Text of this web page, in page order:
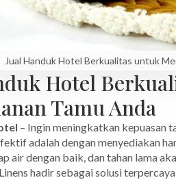
Jual Handuk Hotel Berkualitas untuk
Hotel
Tamu Anda
– Ingin meningkatkan kepuasan
adalah dengan menyediakan
air dengan baik, dan tahan lama
hadir sebagai solusi